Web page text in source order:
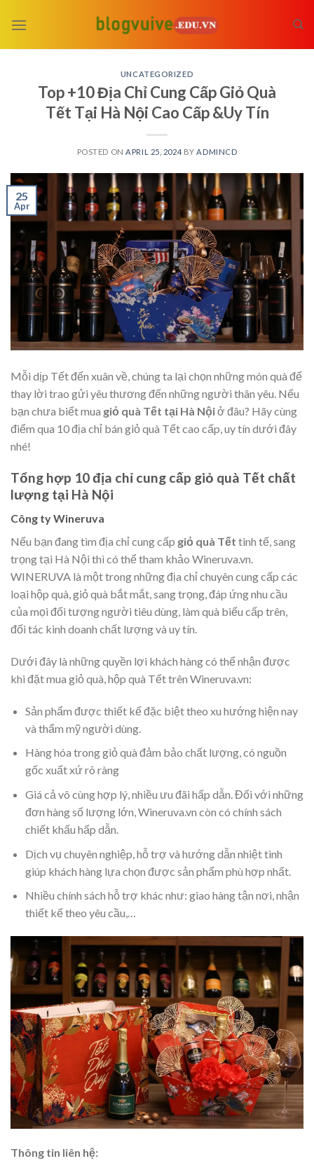
UNCATEGORIZED
Top +10 Địa Chỉ Cung Cấp Giỏ Quà
Tết Tại Hà Nội Cao Cấp &Uy Tín
POSTED ON APRIL 25, 2024 BY ADMINCD
25
Apr
Mỗi dịp Tết đến xuân về, chúng ta lại chọn những món quà để
thay lời trao gửi yêu thương đến những người thân yêu. Nếu
bạn chưa biết mua giỏ quà Tết tại Hà Nộiở đâu? Hãy cùng
điểm qua 10 địa chỉ bán giỏ quà Tết cao cấp, uy tín dưới đây
nhé!
Tổng hợp 10 địa chỉ cung cấp giỏ quà Tết chất
lượng tại Hà Nội
Công ty Wineruva
Nếu bạn đang tìm địa chỉ cung cấp giỏ quà Tết tinh tế, sang
trọng tại Hà Nội thì có thể tham khảo Wineruva.vn.
WINERUVA là một trong những địa chỉ chuyên cung cấp các
loại hộp quà, giỏ quà bắt mắt, sang trọng, đáp ứng nhu cầu
của mọi đối tượng người tiêu dùng, làm quà biếu cấp trên,
đối tác kinh doanh chất lượng và uy tín.
Dưới đây là những quyền lợi khách hàng có thể nhận được
khi đặt mua giỏ quà, hộp quà Tết trên Wineruva.vn:
Sản phẩm được thiết kế đặc biệt theo xu hướng hiện nay
và thẩm mỹ người dùng.
Hàng hóa trong giỏ quà đảm bảo chất lượng, có nguồn
gốc xuất xứ rõ ràng
Giá cả vô cùng hợp lý, nhiều ưu đãi hấp dẫn. Đối với những
đơn hàng số lượng lớn, Wineruva.vn còn có chính sách
chiết khấu hấp dẫn.
Dịch vụ chuyên nghiệp, hỗ trợ và hướng dẫn nhiệt tình
giúp khách hàng lựa chọn được sản phẩm phù hợp nhất.
Nhiều chính sách hỗ trợ khác như: giao hàng tận nơi, nhận
thiết kế theo yêu cầu,…
Thông tin liên hệ: